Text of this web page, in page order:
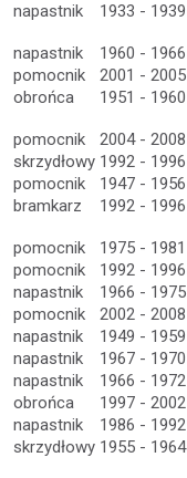
napastnik 1933 - 1939
napastnik 1960 - 1966
pomocnik 2001 - 2005
obrońca 1951 - 1960
pomocnik 2004 - 2008
skrzydłowy 1992 - 1996
pomocnik 1947 - 1956
bramkarz 1992 - 1996
pomocnik 1975 - 1981
pomocnik 1992 - 1996
napastnik 1966 - 1975
pomocnik 2002 - 2008
napastnik 1949 - 1959
napastnik 1967 - 1970
napastnik 1966 - 1972
obrońca 1997 - 2002
napastnik 1986 - 1992
skrzydłowy 1955 - 1964